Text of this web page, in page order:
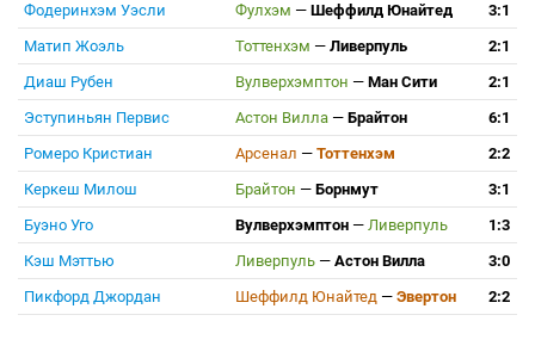
Фодеринхэм Уэсли
Фулхэм — Шеффилд Юнайтед
3:1
Матип Жоэль
Тоттенхэм — Ливерпуль
2:1
Диаш Рубен
Вулверхэмптон — Ман Сити
2:1
Эступиньян Первис
Астон Вилла — Брайтон
6:1
Ромеро Кристиан
Арсенал — Тоттенхэм
2:2
Керкеш Милош
Брайтон — Борнмут
3:1
Буэно Уго
Вулверхэмптон — Ливерпуль
1:3
Кэш Мэттью
Ливерпуль — Астон Вилла
3:0
Пикфорд Джордан
Шеффилд Юнайтед — Эвертон 2:2